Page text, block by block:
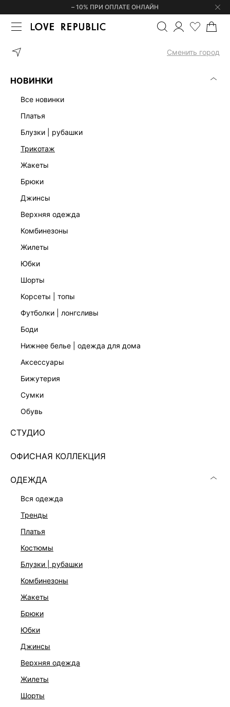
– 10% ПРИ ОПЛАТЕ ОНЛАЙН
Сменить город
НОВИНКИ
все новинки
платья
блузки | рубашки
трикотаж
жакеты
брюки
джинсы
верхняя одежда
комбинезоны
жилеты
юбки
шорты
корсеты | топы
футболки | лонгсливы
боди
нижнее белье | одежда для дома
аксессуары
бижутерия
сумки
обувь
СТУДИО
ОФИСНАЯ КОЛЛЕКЦИЯ
ОДЕЖДА
вся одежда
тренды
платья
костюмы
блузки | рубашки
комбинезоны
жакеты
брюки
юбки
джинсы
верхняя одежда
жилеты
шорты
ГЛАВНАЯ МИДИ ПЛАТЬЯ СЕРЫЕ
МИДИ ОФИСНЫЕ
ПЛАТЬЕ
ТРИКОТАЖНОЕ ПЛАТЬЕ С ШЕРСТЬЮ
ЭКСКЛЮЗИВНО ОНЛАЙН